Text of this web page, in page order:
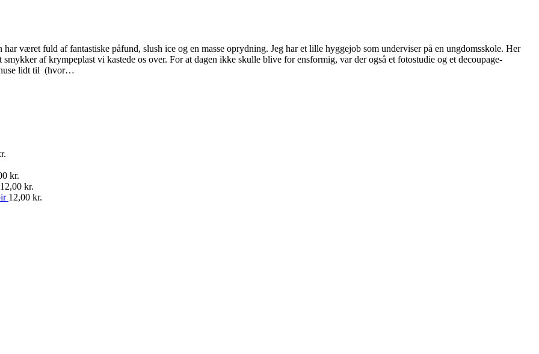
været fuld af fantastiske påfund, slush ice og en masse oprydning. Jeg har et lille hyggejob som underviser på en ungdomsskole. Her
af krympeplast vi kastede os over. For at dagen ikke skulle blive for ensformig, var der også et fotostudie og et decoupage-
lidt til (hvor…
kr.
12,00 kr.
12,00 kr.